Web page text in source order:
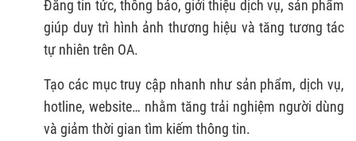
Đăng tin tức, thông báo, giới thiệu dịch vụ, sản phẩm
giúp duy trì hình ảnh thương hiệu và tăng tương tác
tự nhiên trên OA.
Tạo các mục truy cập nhanh như sản phẩm, dịch vụ,
hotline, website… nhằm tăng trải nghiệm người dùng
và giảm thời gian tìm kiếm thông tin.